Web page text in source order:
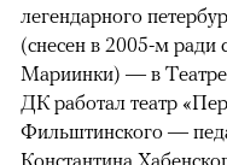
легендарного
(снесен в 2005-м ради
Мариинки) — в
ДК работал театр
Фильштинского —
Константина